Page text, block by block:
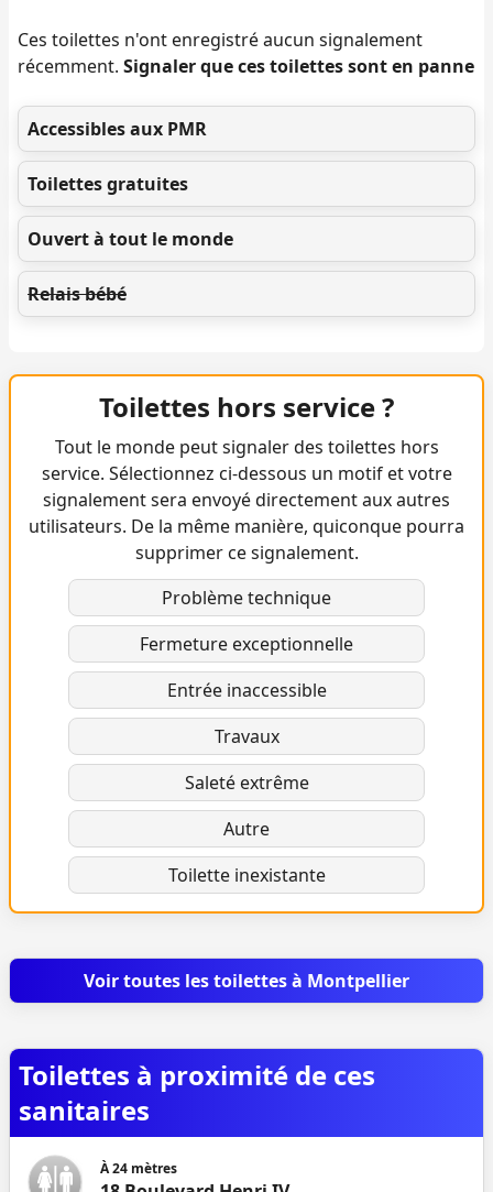
Ces toilettes n'ont enregistré aucun signalement
récemment. Signaler que ces toilettes sont en panne
Accessibles aux PMR
Toilettes gratuites
Ouvert à tout le monde
Relais bébé
Toilettes hors service ?
Tout le monde peut signaler des toilettes hors
service. Sélectionnez ci-dessous un motif et votre
signalement sera envoyé directement aux autres
utilisateurs. De la même manière, quiconque pourra
supprimer ce signalement.
Problème technique
Fermeture exceptionnelle
Entrée inaccessible
Travaux
Saleté extrême
Autre
Toilette inexistante
Voir toutes les toilettes à Montpellier
Toilettes à proximité de ces
sanitaires
À24 mètres